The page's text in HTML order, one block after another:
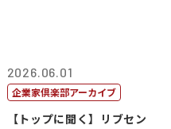
2026.06.01
企業家倶楽部アーカイブ
【トップに聞く】リブセン